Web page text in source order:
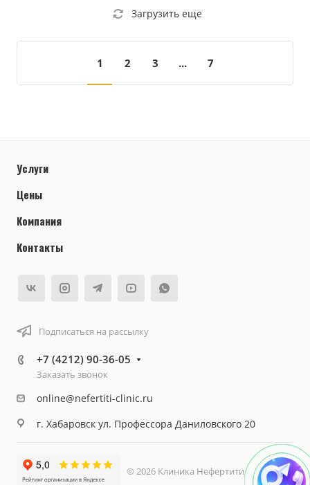
Загрузить еще
1 2 3 ... 7
Услуги
Цены
Компания
Контакты
Подписаться на рассылку
+7 (4212) 90-36-05
Заказать звонок
online@nefertiti-clinic.ru
г. Хабаровск ул. Профессора Даниловского 20
© 2026 Клиника Нефертити